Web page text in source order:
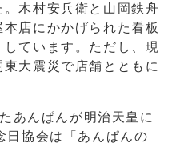
木村安兵衛と山岡鉄舟
店にかかげられた看板
しています。ただし、現
大震災で店舗とともに
あんぱんが明治天皇に
日協会は「あんぱんの